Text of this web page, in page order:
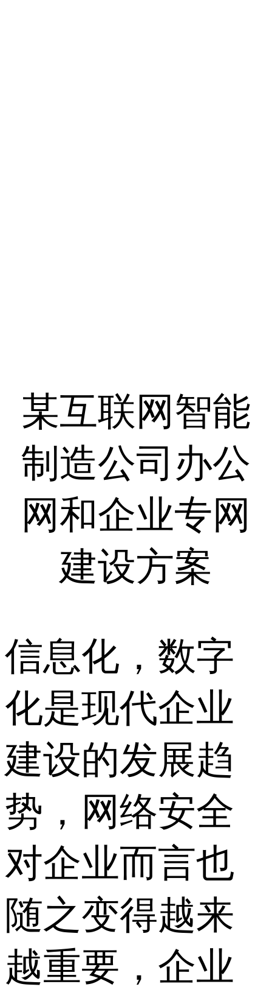
某互联网智能
制造公司办公
网和企业专网
建设方案
信息化，数字
化是现代企业
建设的发展趋
势，网络安全
对企业而言也
随之变得越来
越重要，企业